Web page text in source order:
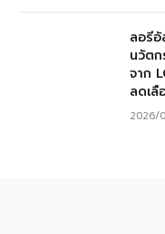
ลอรี
นวัตก
จาก
ลดเลื
2026/